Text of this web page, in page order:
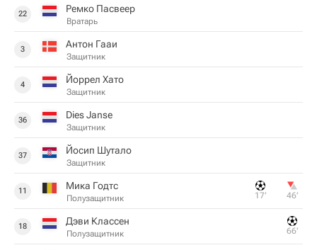
22 Ремко Пасвеер
Вратарь
3 Антон Гааи
Защитник
4 Йоррел Хато
Защитник
36 Dies Janse
Защитник
37 Йосип Шутало
Защитник
11 Мика Годтс
Полузащитник 17‎’‎ 46‎’‎
18 Дэви Классен
Полузащитник 66‎’‎